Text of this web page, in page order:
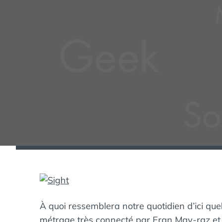
À quoi ressemblera notre quotidien d’ici